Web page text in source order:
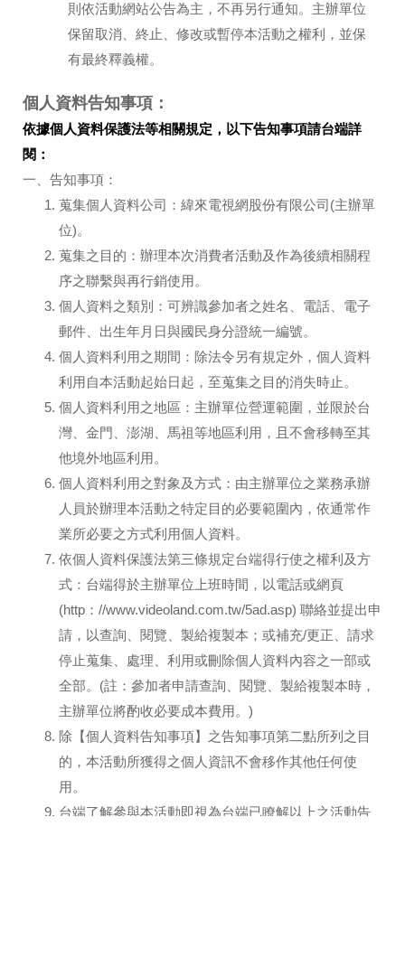
則依活動網站公告為主，不再另行通知。主辦單位
保留取消、終止、修改或暫停本活動之權利，並保
有最終釋義權。
個人資料告知事項：
依據個人資料保護法等相關規定，以下告知事項請台端詳
閱：
一、告知事項：
蒐集個人資料公司：緯來電視網股份有限公司(主辦單
位)。
蒐集之目的：辦理本次消費者活動及作為後續相關程
序之聯繫與再行銷使用。
個人資料之類別：可辨識參加者之姓名、電話、電子
郵件、出生年月日與國民身分證統一編號。
個人資料利用之期間：除法令另有規定外，個人資料
利用自本活動起始日起，至蒐集之目的消失時止。
個人資料利用之地區：主辦單位營運範圍，並限於台
灣、金門、澎湖、馬祖等地區利用，且不會移轉至其
他境外地區利用。
個人資料利用之對象及方式：由主辦單位之業務承辦
人員於辦理本活動之特定目的必要範圍內，依通常作
業所必要之方式利用個人資料。
依個人資料保護法第三條規定台端得行使之權利及方
式：台端得於主辦單位上班時間，以電話或網頁
(http：//www.videoland.com.tw/5ad.asp) 聯絡並提出申
請，以查詢、閱覽、製給複製本；或補充/更正、請求
停止蒐集、處理、利用或刪除個人資料內容之一部或
全部。(註：參加者申請查詢、閱覽、製給複製本時，
主辦單位將酌收必要成本費用。)
除【個人資料告知事項】之告知事項第二點所列之目
的，本活動所獲得之個人資訊不會移作其他任何使
用。
台端了解參與本活動即視為台端已瞭解以上之活動告